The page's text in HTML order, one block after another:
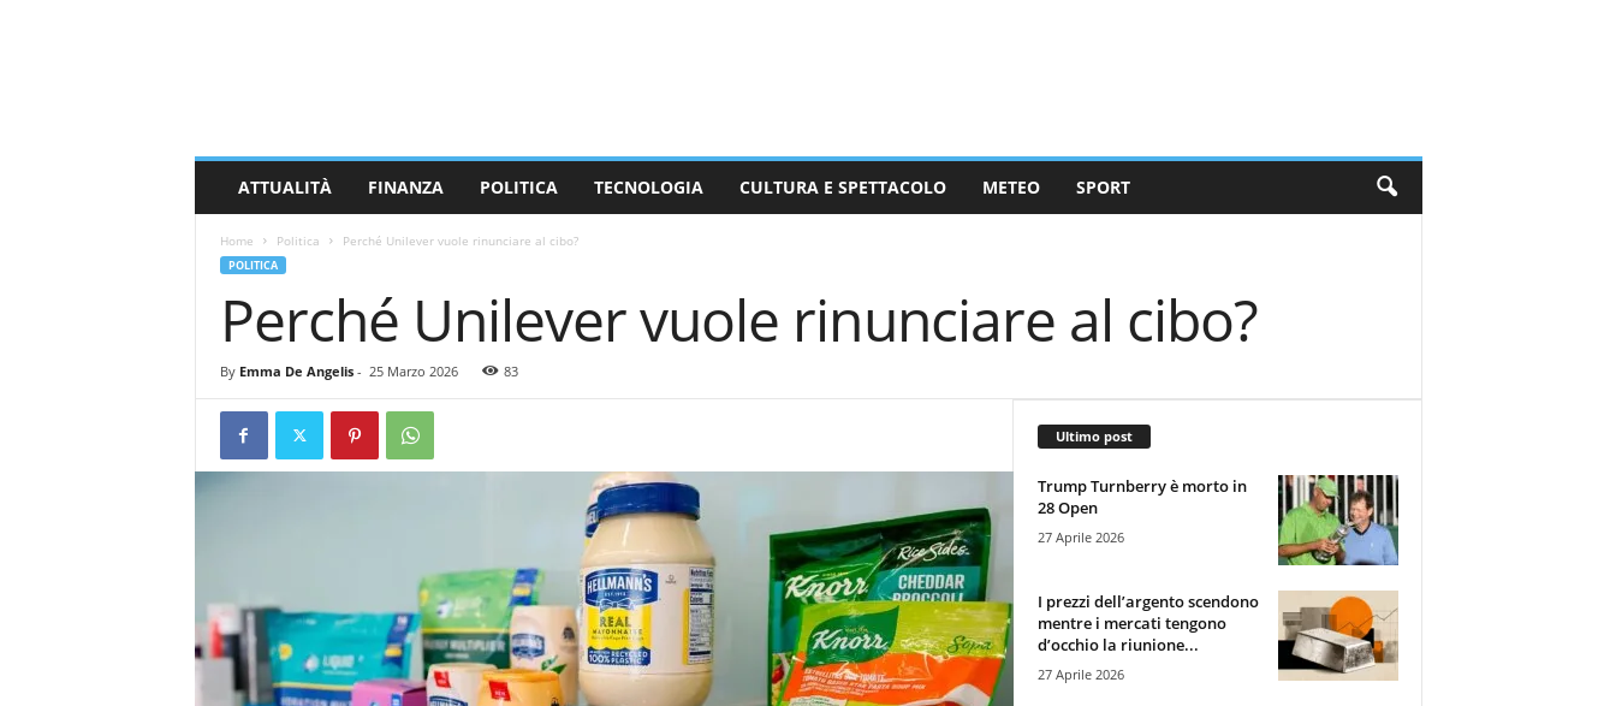
s
ATTUALITÀ FINANZA POLITICA TECNOLOGIA CULTURA E SPETTACOLO METEO SPORT
Home Politica Perché Unilever vuole rinunciare al cibo?
POLITICA
Perché Unilever vuole rinunciare al cibo?
By Emma De Angelis- 25 Marzo 2026 83
Ultimo post
Trump Turnberry è morto in
28 Open
27 Aprile 2026
I prezzi dell’argento scendono
mentre i mercati tengono
d’occhio la riunione...
27 Aprile 2026